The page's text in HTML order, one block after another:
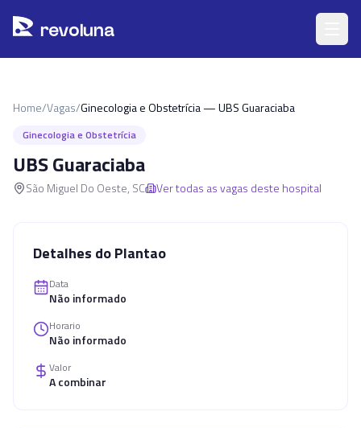
revoluna
Home/Vagas/Ginecologia e Obstetrícia — UBS Guaraciaba
Ginecologia e Obstetrícia
UBS Guaraciaba
São Miguel Do Oeste, SC Ver todas as vagas deste hospital
Detalhes do Plantao
Data
Não informado
Horario
Não informado
Valor
A combinar